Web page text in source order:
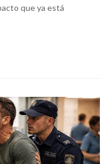
que ya está